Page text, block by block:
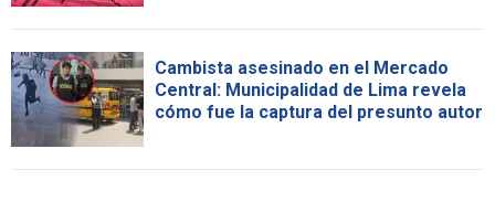
Cambista asesinado en el Mercado
Central: Municipalidad de Lima revela
cómo fue la captura del presunto autor